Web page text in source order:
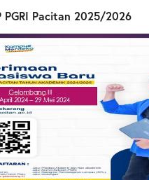
PGRI Pacitan 2025/2026